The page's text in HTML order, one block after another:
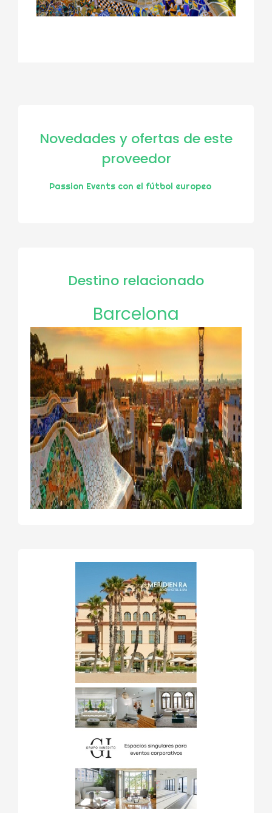
Novedades y ofertas de este
proveedor
Passion Events con el fútbol europeo
Destino relacionado
Barcelona